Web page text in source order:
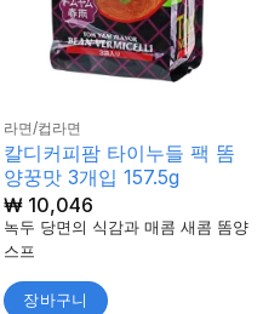
라면/컵라면
칼디커피팜 타이누들 팩 똠
양꿍맛 3개입 157.5g
₩10,046
녹두 당면의 식감과 매콤 새콤 똠양
스프
장바구니